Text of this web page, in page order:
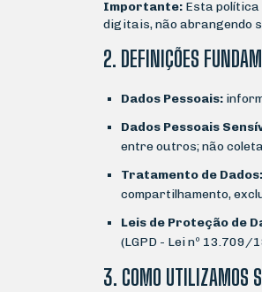
Importante: Esta política
digitais, não abrangendo
2. DEFINIÇÕES
Dados Pessoais:
Dados Pessoais
entre outros; não
Tratamento de Dados:
compartilhamento,
Leis de Proteção de
(LGPD - Lei nº 13.709/
3. COMO UTILIZAMOS